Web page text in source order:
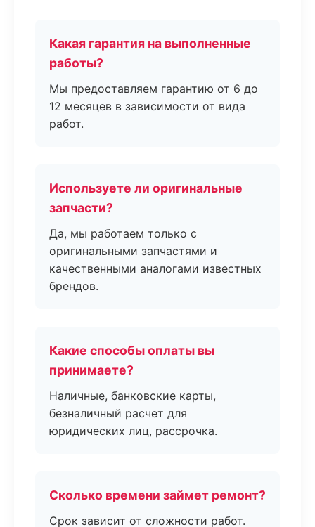
Какая гарантия на выполненные
работы?
Мы предоставляем гарантию от 6 до
12 месяцев в зависимости от вида
работ.
Используете ли оригинальные
запчасти?
Да, мы работаем только с
оригинальными запчастями и
качественными аналогами известных
брендов.
Какие способы оплаты вы
принимаете?
Наличные, банковские карты,
безналичный расчет для
юридических лиц, рассрочка.
Сколько времени займет ремонт?
Срок зависит от сложности работ.